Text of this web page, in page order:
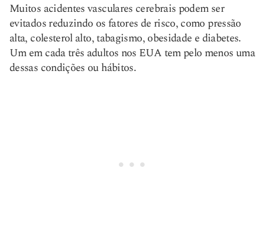
Muitos acidentes vasculares cerebrais podem ser
evitados reduzindo os fatores de risco, como pressão
alta, colesterol alto, tabagismo, obesidade e diabetes.
Um em cada três adultos nos EUA tem pelo menos uma
dessas condições ou hábitos.